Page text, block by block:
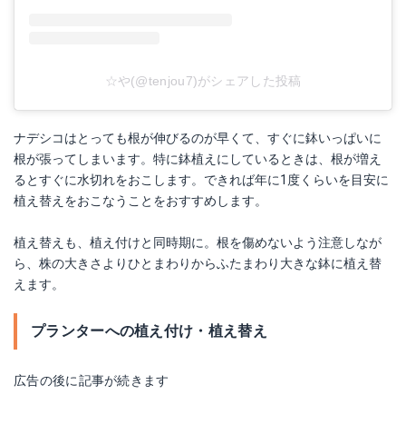
☆や(@tenjou7)がシェアした投稿
ナデシコはとっても根が伸びるのが早くて、すぐに鉢いっぱいに
根が張ってしまいます。特に鉢植えにしているときは、根が増え
るとすぐに水切れをおこします。できれば年に1度くらいを目安に
植え替えをおこなうことをおすすめします。
植え替えも、植え付けと同時期に。根を傷めないよう注意しなが
ら、株の大きさよりひとまわりからふたまわり大きな鉢に植え替
えます。
プランターへの植え付け・植え替え
広告の後に記事が続きます